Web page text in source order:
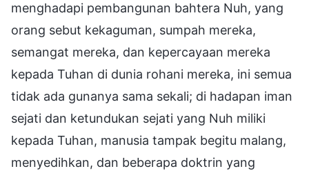
menghadapi pembangunan bahtera Nuh, yang
orang sebut kekaguman, sumpah mereka,
semangat mereka, dan kepercayaan mereka
kepada Tuhan di dunia rohani mereka, ini semua
tidak ada gunanya sama sekali; di hadapan iman
sejati dan ketundukan sejati yang Nuh miliki
kepada Tuhan, manusia tampak begitu malang,
menyedihkan, dan beberapa doktrin yang